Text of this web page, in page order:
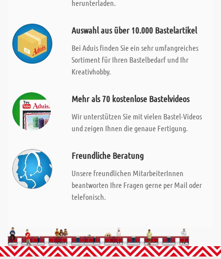
herunterladen.
Auswahl aus über 10.000 Bastelartikel
Bei Aduis finden Sie ein sehr umfangreiches
Sortiment für Ihren Bastelbedarf und Ihr
Kreativhobby.
Mehr als 70 kostenlose Bastelvideos
Wir unterstützen Sie mit vielen Bastel-Videos
und zeigen Ihnen die genaue Fertigung.
Freundliche Beratung
Unsere freundlichen MitarbeiterInnen
beantworten Ihre Fragen gerne per Mail oder
telefonisch.